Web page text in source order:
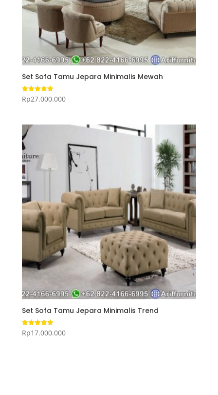
Set Sofa Tamu Jepara Minimalis Mewah
Dinilai
5.00
Rp27.000.000
Set Sofa Tamu Jepara Minimalis Trend
Dinilai
5.00
Rp17.000.000